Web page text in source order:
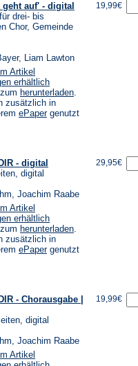
geht auf' - digital
drei- bis
Chor, Gemeinde
Liam Lawton
Artikel
erhältlich
herunterladen(Öffnet
einem
.
zusätzlich in
ePaper(Öffnet
genutzt
19,99€
- digital
digital
Joachim Raabe
Artikel
erhältlich
herunterladen(Öffnet
einem
.
zusätzlich in
ePaper(Öffnet
genutzt
29,95€
- Chorausgabe |
digital
Joachim Raabe
Artikel
19,99€